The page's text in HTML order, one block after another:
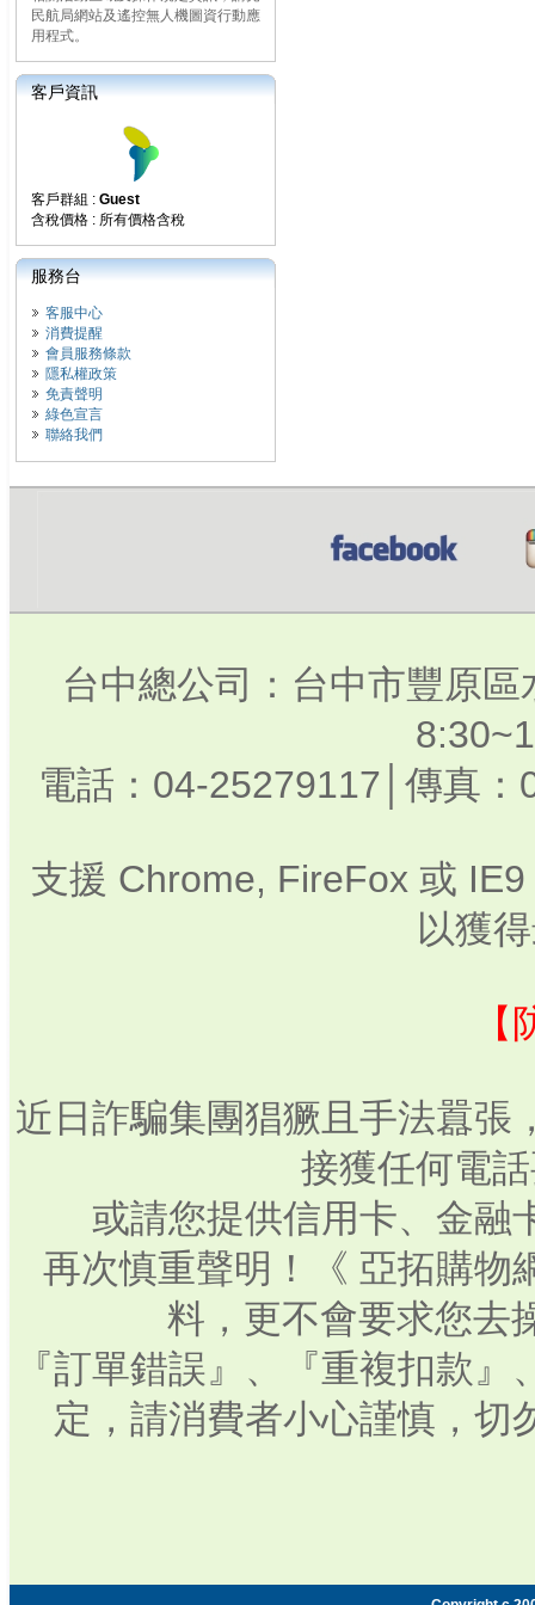
民航局網站及遙控無人機圖資行動應
用程式。
客戶資訊
客戶群組 : Guest
含稅價格 : 所有價格含稅
服務台
客服中心
消費提醒
會員服務條款
隱私權政策
免責聲明
綠色宣言
聯絡我們
台中總公司：台中市豐原
電話：04-25279117│傳真
支援 Chrome, FireFox 或
以獲
近日詐騙集團猖獗且手法囂張
接獲任何電
或請您提供信用卡、金融
再次慎重聲明！《 亞拓購物
料，更不會要求您去
『訂單錯誤』、『重複扣款
定，請消費者小心謹慎，切